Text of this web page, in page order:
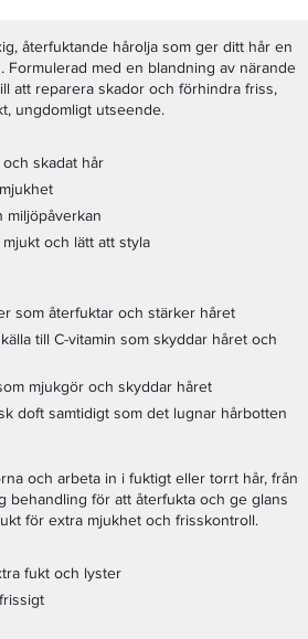
återfuktande hårolja som ger ditt hår en
Formulerad med en blandning av närande
att reparera skador och förhindra friss,
ungdomligt utseende.
skadat hår
miljöpåverkan
och lätt att styla
som återfuktar och stärker håret
till C-vitamin som skyddar håret och
mjukgör och skyddar håret
doft samtidigt som det lugnar hårbotten
och arbeta in i fuktigt eller torrt hår, från
behandling för att återfukta och ge glans
för extra mjukhet och frisskontroll.
fukt och lyster